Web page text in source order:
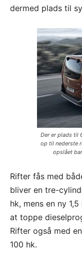
dermed plads til
Der er plads til
op til nederste
opslået
Rifter fås med
bliver en tre-
hk, mens en ny
at toppe
Rifter også med
100 hk.